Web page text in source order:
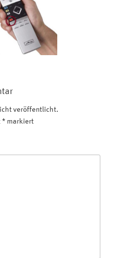
veröffentlicht.
* markiert